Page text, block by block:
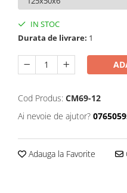
IN STOC
Durata de livrare: 1
Cod Produs: CM69-12
Ai nevoie de ajutor?
Adauga la Favorite